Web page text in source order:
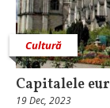
Cultură
Capitalele
19 Dec, 2023